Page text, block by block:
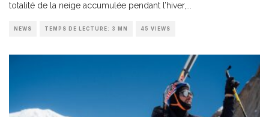
totalité de la neige accumulée pendant l’hiver,
NEWS TEMPS DE LECTURE: 3 MN 45 VIEWS